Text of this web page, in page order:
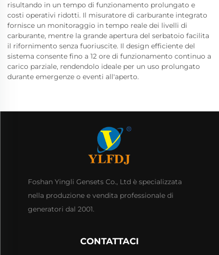
risultando in un tempo di funzionamento prolungato e
costi operativi ridotti. Il misuratore di carburante integrato
fornisce un monitoraggio in tempo reale dei livelli di
carburante, mentre la grande apertura del serbatoio facilita
il rifornimento senza fuoriuscite. Il design efficiente del
sistema consente fino a 12 ore di funzionamento continuo a
carico parziale, rendendolo ideale per un uso prolungato
durante emergenze o eventi all'aperto.
Foshan Yingli Gensets Co., Ltd è specializzata
nella produzione e vendita professionale di
generatori dal 2001.
CONTATTACI